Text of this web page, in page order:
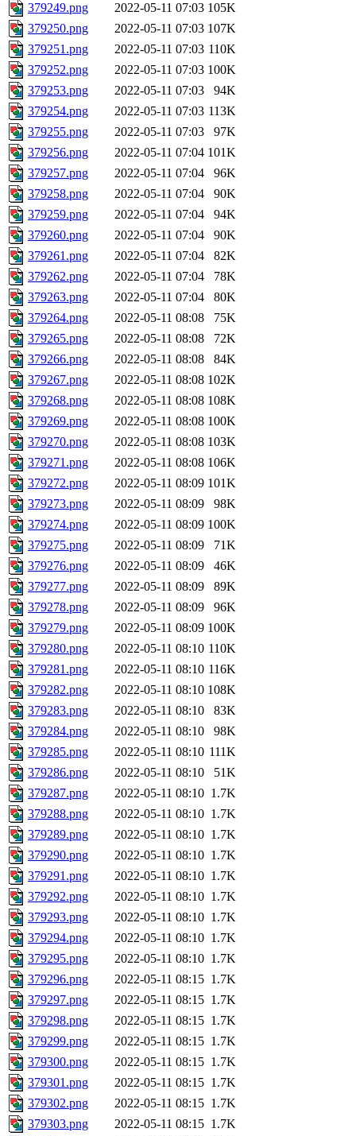
379249.png
2022-05-11 07:03 105K
379250.png
2022-05-11 07:03 107K
379251.png
2022-05-11 07:03 110K
379252.png
2022-05-11 07:03 100K
379253.png
2022-05-11 07:03
94K
379254.png
2022-05-11 07:03 113K
379255.png
2022-05-11 07:03
97K
379256.png
2022-05-11 07:04 101K
379257.png
2022-05-11 07:04
96K
379258.png
2022-05-11 07:04
90K
379259.png
2022-05-11 07:04
94K
379260.png
2022-05-11 07:04
90K
379261.png
2022-05-11 07:04
82K
379262.png
2022-05-11 07:04
78K
379263.png
2022-05-11 07:04
80K
379264.png
2022-05-11 08:08
75K
379265.png
2022-05-11 08:08
72K
379266.png
2022-05-11 08:08
84K
379267.png
2022-05-11 08:08 102K
379268.png
2022-05-11 08:08 108K
379269.png
2022-05-11 08:08 100K
379270.png
2022-05-11 08:08 103K
379271.png
2022-05-11 08:08 106K
379272.png
2022-05-11 08:09 101K
379273.png
2022-05-11 08:09
98K
379274.png
2022-05-11 08:09 100K
379275.png
2022-05-11 08:09
71K
379276.png
2022-05-11 08:09
46K
379277.png
2022-05-11 08:09
89K
379278.png
2022-05-11 08:09
96K
379279.png
2022-05-11 08:09 100K
379280.png
2022-05-11 08:10 110K
379281.png
2022-05-11 08:10 116K
379282.png
2022-05-11 08:10 108K
379283.png
2022-05-11 08:10
83K
379284.png
2022-05-11 08:10
98K
379285.png
2022-05-11 08:10 111K
379286.png
2022-05-11 08:10
51K
379287.png
2022-05-11 08:10 1.7K
379288.png
2022-05-11 08:10 1.7K
379289.png
2022-05-11 08:10 1.7K
379290.png
2022-05-11 08:10 1.7K
379291.png
2022-05-11 08:10 1.7K
379292.png
2022-05-11 08:10 1.7K
379293.png
2022-05-11 08:10 1.7K
379294.png
2022-05-11 08:10 1.7K
379295.png
2022-05-11 08:10 1.7K
379296.png
2022-05-11 08:15 1.7K
379297.png
2022-05-11 08:15 1.7K
379298.png
2022-05-11 08:15 1.7K
379299.png
2022-05-11 08:15 1.7K
379300.png
2022-05-11 08:15 1.7K
379301.png
2022-05-11 08:15 1.7K
379302.png
2022-05-11 08:15 1.7K
379303.png
2022-05-11 08:15 1.7K